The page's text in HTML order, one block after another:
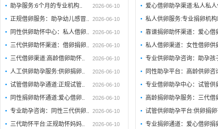
助孕服务:6个月的专业机构.. 2026-06-10
正规借卵服务：助孕幼儿感冒.. 2026-06-10
同性供卵助怀中心：私人借卵.. 2026-06-10
三代供卵助怀渠道：借卵捐卵.. 2026-06-10
三代借卵渠道:高龄借卵助怀.. 2026-06-10
人工供卵助孕服务:供卵捐卵.. 2026-06-10
试管借卵助孕通道:正规试管.. 2026-06-10
同性捐卵助怀通道:爱心借卵.. 2026-06-10
专业助孕咨询：同性三代供卵.. 2026-06-10
三代助怀平台:正规助怀妈妈.. 2026-06-10
爱心借卵助孕渠道:私人私
私人供卵服务:专业捐卵机
靠谱捐卵助怀渠道：爱心
私人借卵渠道：女性借卵
专业供卵助孕咨询：助孕
同性助孕平台：高龄供卵
专业借卵助孕中心：试管
高龄捐卵助孕服务：三代
试管供卵助孕平台:供卵捐
专业捐卵通道：爱心借卵